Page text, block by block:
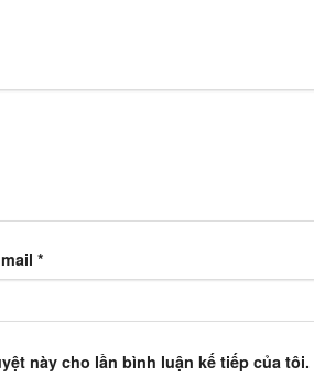
*
này cho lần bình luận kế tiếp của tôi.